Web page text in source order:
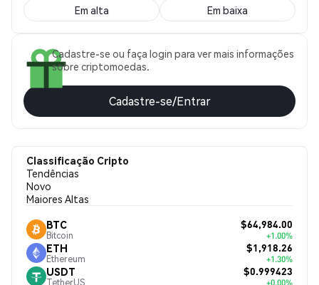
Em alta Em baixa
Cadastre-se ou faça login para ver mais informações
sobre criptomoedas.
Cadastre-se/Entrar
Classificação Cripto
Tendências
Novo
Maiores Altas
BTC
Bitcoin
$64,984.00
+1.00%
ETH
Ethereum
$1,918.26
+1.30%
USDT
TetherUS
$0.999423
+0.00%